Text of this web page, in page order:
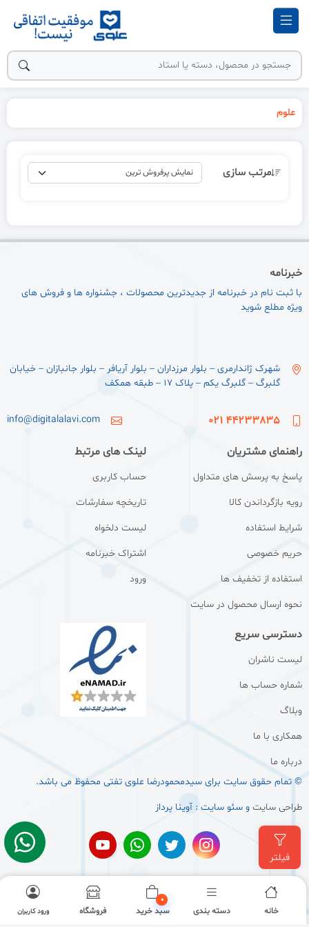
خانه دسته بندی
0
سبد خرید فروشگاه ورود کاربران
علوم
فیلتر
مرتب سازی
خبرنامه
با ثبت نام در خبرنامه از جدیدترین محصولات ، جشنواره ها و فروش های
ویژه مطلع شوید
شهرک ژاندارمری – بلوار مرزداران – بلوار آریافر – بلوار جانبازان – خیابان
گلبرگ – گلبرگ یکم – پلاک ۱۷ – طبقه همکف
44233835 021
info@digitalalavi.com
راهنمای مشتریان
پاسخ به پرسش های متداول
رویه بازگرداندن کالا
شرایط استفاده
حریم خصوصی
استفاده از تخفیف ها
نحوه ارسال محصول در سایت
لینک های مرتبط
حساب کاربری
تاریخچه سفارشات
لیست دلخواه
اشتراک خبرنامه
ورود
دسترسی سریع
لیست ناشران
شماره حساب ها
وبلاگ
همکاری با ما
درباره ما
© تمام حقوق سایت برای سيدمحمودرضا علوی تفتی محفوظ می باشد.
طراحی سایتو سئو سایت : آوینا پرداز